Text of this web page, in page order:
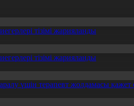
тізімі жарияланды
тізімі жарияланды
үшін терапевт жолдамасы қажет